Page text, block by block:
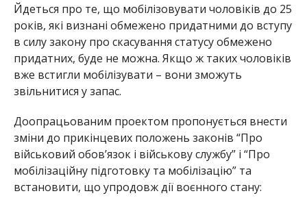
Йдеться про те, що мобілізовувати чоловіків до 25
років, які визнані обмежено придатними до вступу
в силу закону про скасування статусу обмежено
придатних, буде не можна. Якщо ж таких чоловіків
вже встигли мобілізувати – вони зможуть
звільнитися у запас.
Доопрацьованим проектом пропонується внести
зміни до прикінцевих положень законів “Про
військовий обов’язок і військову службу” і “Про
мобілізаційну підготовку та мобілізацію” та
встановити, що упродовж дії воєнного стану: